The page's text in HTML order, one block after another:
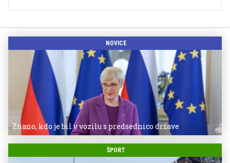
NOVICE
Znano, kdo je bil v vozilu s predsednico države
ŠPORT